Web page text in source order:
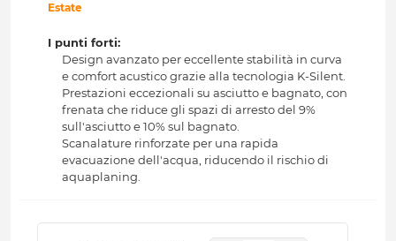
Estate
I punti forti:
Design avanzato per eccellente stabilità in curva
e comfort acustico grazie alla tecnologia K-Silent.
Prestazioni eccezionali su asciutto e bagnato, con
frenata che riduce gli spazi di arresto del 9%
sull'asciutto e 10% sul bagnato.
Scanalature rinforzate per una rapida
evacuazione dell'acqua, riducendo il rischio di
aquaplaning.